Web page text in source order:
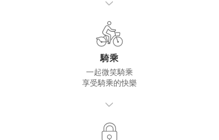
騎乘
一起微笑騎乘
享受騎乘的快樂